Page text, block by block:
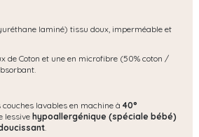
laminé) tissu doux, imperméable et
de Coton et une en microfibre (50% coton /
lavables en machine à 40°
lessive hypoallergénique (spéciale bébé)
.